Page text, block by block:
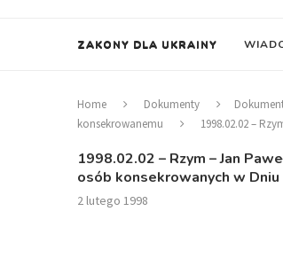
ZAKONY DLA UKRAINY
Home Dokumenty
konsekrowanemu
1998.02.02 –
1998.02.02 – Rzym – Jan
osób konsekrowanych w
2 lutego 1998